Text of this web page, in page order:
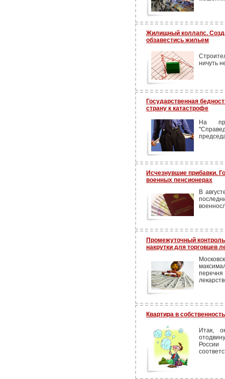
Жилищный коллапс.
обзавестись жильем
ничуть
Государственная
страну к катастрофе
На
Исчезнувшие прибавки.
военных пенсионерах
В
Промежуточный
накрутки для торговцев
Квартира в
Итак,